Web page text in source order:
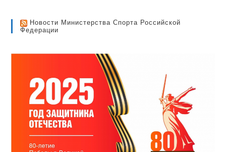
Новости Министерства Спорта Российской
Федерации